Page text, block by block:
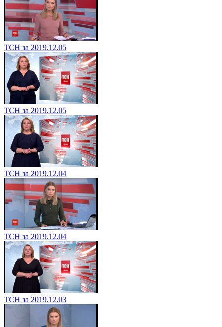
ТСН за 2019.12.05
ТСН за 2019.12.05
ТСН за 2019.12.04
ТСН за 2019.12.04
ТСН за 2019.12.03